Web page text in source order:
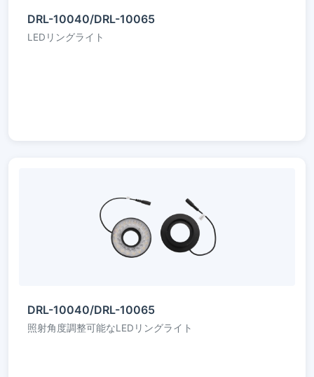
DRL-10040/DRL-10065
LEDリングライト
DRL-10040/DRL-10065
照射角度調整可能なLEDリングライト